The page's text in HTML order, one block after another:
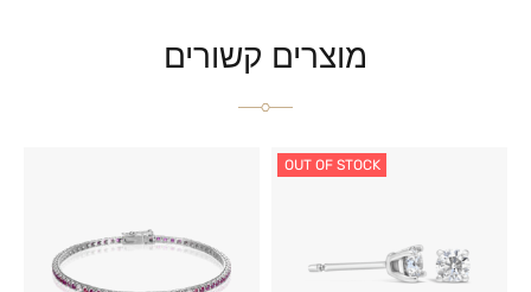
מוצרים קשורים
OUT OF STOCK